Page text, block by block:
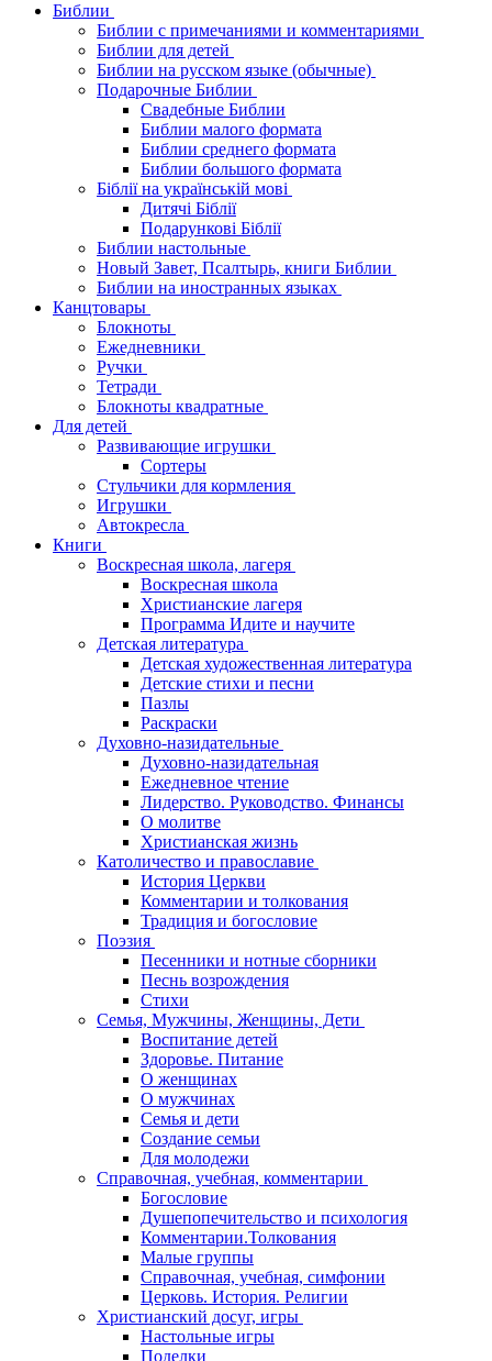
Библии
Библии с примечаниями и комментариями
Библии для детей
Библии на русском языке (обычные)
Подарочные Библии
Свадебные Библии
Библии малого формата
Библии среднего формата
Библии большого формата
Біблії на українській мові
Дитячі Біблії
Подарункові Біблії
Библии настольные
Новый Завет, Псалтырь, книги Библии
Библии на иностранных языках
Канцтовары
Блокноты
Ежедневники
Ручки
Тетради
Блокноты квадратные
Для детей
Развивающие игрушки
Сортеры
Стульчики для кормления
Игрушки
Автокресла
Книги
Воскресная школа, лагеря
Воскресная школа
Христианские лагеря
Программа Идите и научите
Детская литература
Детская художественная литература
Детские стихи и песни
Пазлы
Раскраски
Духовно-назидательные
Духовно-назидательная
Ежедневное чтение
Лидерство. Руководство. Финансы
О молитве
Христианская жизнь
Католичество и православие
История Церкви
Комментарии и толкования
Традиция и богословие
Поэзия
Песенники и нотные сборники
Песнь возрождения
Стихи
Семья, Мужчины, Женщины, Дети
Воспитание детей
Здоровье. Питание
О женщинах
О мужчинах
Семья и дети
Создание семьи
Для молодежи
Справочная, учебная, комментарии
Богословие
Душепопечительство и психология
Комментарии.Толкования
Малые группы
Справочная, учебная, симфонии
Церковь. История. Религии
Христианский досуг, игры
Настольные игры
Поделки